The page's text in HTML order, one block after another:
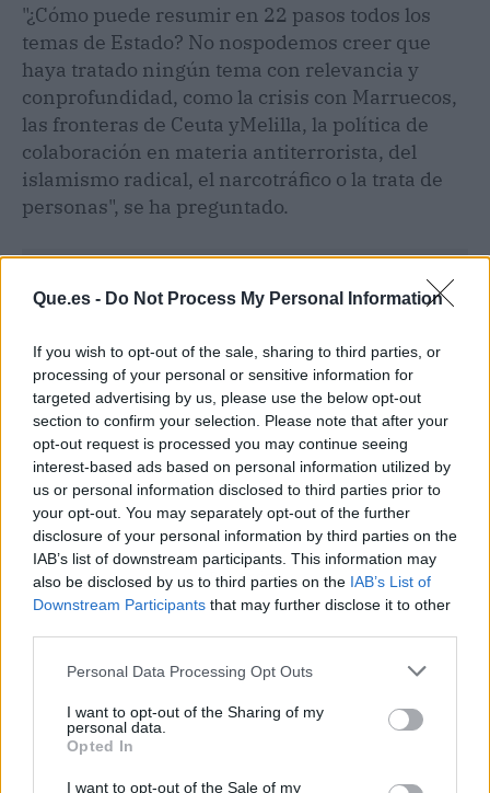
Que.es - Do Not Process My Personal Information
If you wish to opt-out of the sale, sharing to third parties, or
processing of your personal or sensitive information for
targeted advertising by us, please use the below opt-out
section to confirm your selection. Please note that after your
opt-out request is processed you may continue seeing
interest-based ads based on personal information utilized by
us or personal information disclosed to third parties prior to
your opt-out. You may separately opt-out of the further
disclosure of your personal information by third parties on the
IAB’s list of downstream participants. This information may
also be disclosed by us to third parties on the IAB’s List of
Downstream Participants that may further disclose it to other
Personal Data Processing Opt Outs
I want to opt-out of the Sharing of my
personal data.
Opted In
I want to opt-out of the Sale of my
"¿Cómo puede resumir en 22 pasos todos los
temas de Estado? No nospodemos creer que
haya tratado ningún tema con relevancia y
conprofundidad, como la crisis con Marruecos,
las fronteras de Ceuta yMelilla, la política de
colaboración en materia antiterrorista, del
islamismo radical, el narcotráfico o la trata de
personas", se ha preguntado.
Publicidad